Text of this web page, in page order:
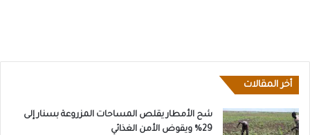
أخر المقالات
شح الأمطار يقلص المساحات المزروعة بسنار إلى
29% ويقوض الأمن الغذائي